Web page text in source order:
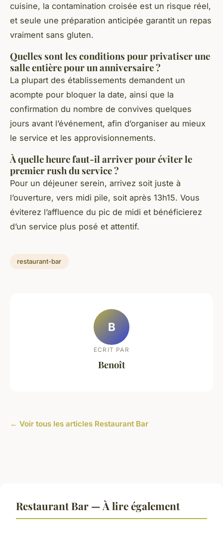
cuisine, la contamination croisée est un risque réel,
et seule une préparation anticipée garantit un repas
vraiment sans gluten.
Quelles sont les conditions pour privatiser une
salle entière pour un anniversaire ?
La plupart des établissements demandent un
acompte pour bloquer la date, ainsi que la
confirmation du nombre de convives quelques
jours avant l’événement, afin d’organiser au mieux
le service et les approvisionnements.
À quelle heure faut-il arriver pour éviter le
premier rush du service ?
Pour un déjeuner serein, arrivez soit juste à
l’ouverture, vers midi pile, soit après 13h15. Vous
éviterez l’affluence du pic de midi et bénéficierez
d’un service plus posé et attentif.
restaurant-bar
B
ECRIT PAR
Benoît
← Voir tous les articles Restaurant Bar
Restaurant Bar — À lire également